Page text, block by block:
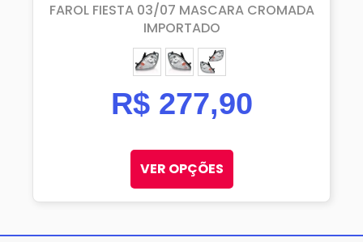
FAROL FIESTA 03/07 MASCARA CROMADA
IMPORTADO
ESQUERDO (MOTORISTA)
DIREITO (PASSAGEIRO)
PAR
R$277,90
VER OPÇÕES